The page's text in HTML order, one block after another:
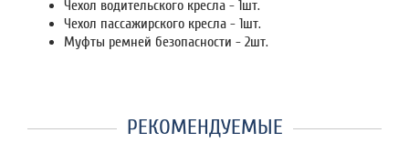
Чехол водительского кресла - 1шт.
Чехол пассажирского кресла - 1шт.
Муфты ремней безопасности - 2шт.
РЕКОМЕНДУЕМЫЕ